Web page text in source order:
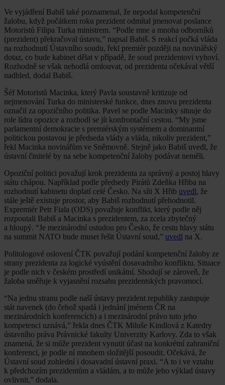
Ve vyjádření Babiš také poznamenal, že nepodal kompetenční
žalobu, když počátkem roku prezident odmítal jmenovat poslance
Motoristů Filipa Turka ministrem. “Podle mne a mnoha odborníků
(prezident) překračoval ústavu,” napsal Babiš. S reakcí počká vláda
na rozhodnutí Ústavního soudu, řekl premiér později na novinářský
dotaz, co bude kabinet dělat v případě, že soud prezidentovi vyhoví.
Rozhodně se však nehodlá omlouvat, od prezidenta očekával větší
nadhled, dodal Babiš.
Šéf Motoristů Macinka, který Pavla soustavně kritizuje od
nejmenování Turka do ministerské funkce, dnes znovu prezidenta
označil za opozičního politika. Pavel se podle Macinky situuje do
role lídra opozice a rozhodl se jít konfrontační cestou. “My jsme
parlamentní demokracie s premiérským systémem a dominantní
politickou postavou je předseda vlády a vláda, nikoliv prezident,”
řekl Macinka novinářům ve Sněmovně. Stejně jako Babiš uvedl, že
ústavní činitelé by na sebe kompetenční žaloby podávat neměli.
Opoziční politici považují krok prezidenta za správný a postoj hlavy
státu chápou. Například podle předsedy Pirátů Zdeňka Hřiba na
rozhodnutí kabinetu doplatí celé Česko. Na síti X Hřib uvedl, že
stále ještě existuje prostor, aby Babiš rozhodnutí přehodnotil.
Expremiér Petr Fiala (ODS) považuje konflikt, který podle něj
rozpoutali Babiš a Macinka s prezidentem, za zcela zbytečný
a hloupý. “Je mezinárodní ostudou pro Česko, že cestu hlavy státu
na summit NATO bude muset řešit Ústavní soud,” uvedl na X.
Politologové oslovení ČTK považují podání kompetenční žaloby ze
strany prezidenta za logické vyústění dosavadního konfliktu. Situace
je podle nich v českém prostředí unikátní. Shodují se zároveň, že
žaloba směřuje k vyjasnění rozsahu prezidentských pravomocí.
“Na jednu stranu podle naší ústavy prezident republiky zastupuje
stát navenek (do čehož spadá i jednání jménem ČR na
mezinárodních konferencích) a i mezinárodní právo tuto jeho
kompetenci uznává,” řekla dnes ČTK Miluše Kindlová z Katedry
ústavního práva Právnické fakulty Univerzity Karlovy. Zda to však
znamená, že si může prezident vynutit účast na konkrétní zahraniční
konferenci, je podle ní mnohem složitější posoudit. Očekává, že
Ústavní soud zohlední i dosavadní ústavní praxi. “A to i ve vztahu
k předchozím prezidentům a vládám, a to může jeho výklad ústavy
ovlivnit,” dodala.